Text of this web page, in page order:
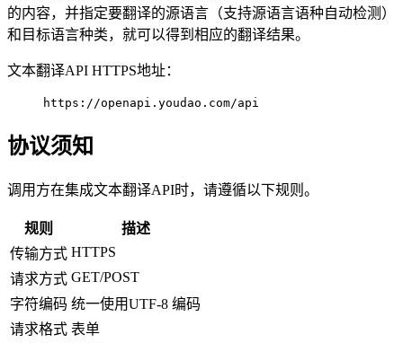
的内容，并指定要翻译的源语言（支持源语言语种自动检测）
和目标语言种类，就可以得到相应的翻译结果。
文本翻译API HTTPS地址：
https://openapi.youdao.com/api
协议须知
调用方在集成文本翻译API时，请遵循以下规则。
规则
描述
传输方式 HTTPS
请求方式 GET/POST
字符编码 统一使用UTF-8 编码
请求格式 表单